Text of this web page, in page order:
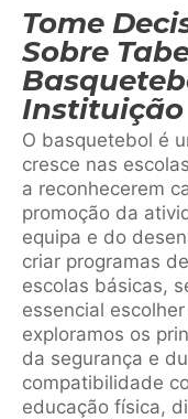
Tome
Sobre
Instituição
O basquetebol é
cresce nas
a reconhecerem
promoção da
equipa e do
criar programas
escolas básicas,
essencial
exploramos os
da segurança e
compatibilidade
educação física,